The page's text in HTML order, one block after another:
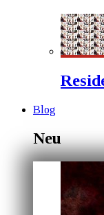
Blog
Neu